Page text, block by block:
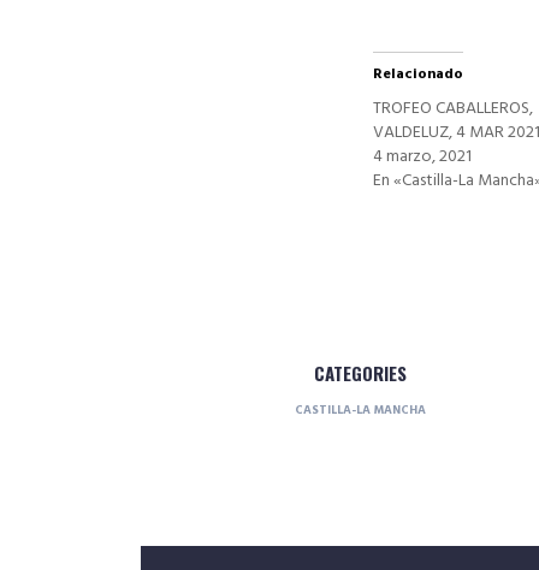
Relacionado
TROFEO CABALLEROS,
VALDELUZ, 4 MAR 2021
4 marzo, 2021
En «Castilla-La
CATEGORIES
CASTILLA-LA MANCHA